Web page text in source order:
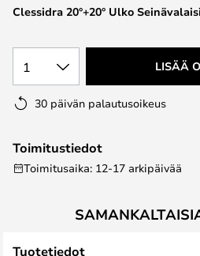
images
Clessidra 20°+20° Ulko
1 LISÄÄ
30 päivän palautusoikeus
Toimitustiedot
Toimitusaika: 12-17 arkipäivää
Tuotetiedot